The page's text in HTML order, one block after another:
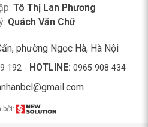
Tô Thị Lan Phương
Quách Văn Chữ
phường Ngọc Hà, Hà Nội
192 - HOTLINE: 0965 908 434
bởi: